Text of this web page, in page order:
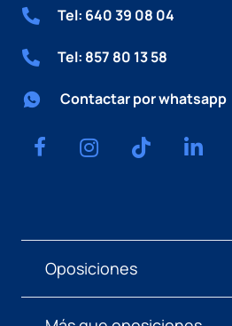
Tel: 640 39 08 04
Tel: 857 80 13 58
Contactar por whatsapp
Oposiciones